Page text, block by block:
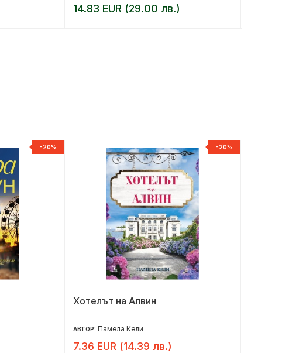
14.83 EUR (29.00 лв.)
-20% -20%
Хотелът на Алвин
АВТОР: Памела Кели
7.36 EUR (14.39 лв.)